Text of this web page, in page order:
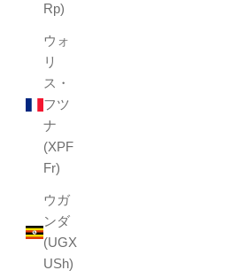
Rp)
ウォ
リ
ス・
フツ
ナ
(XPF
Fr)
ウガ
ンダ
(UGX
USh)